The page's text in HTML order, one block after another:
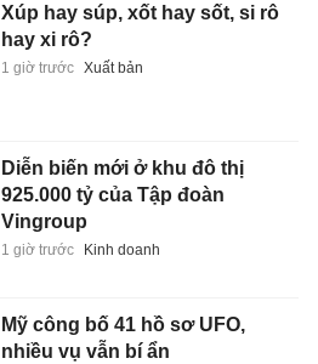
Xúp hay súp, xốt hay sốt, si rô
hay xi rô?
1 giờ trước Xuất bản
Diễn biến mới ở khu đô thị
925.000 tỷ của Tập đoàn
Vingroup
1 giờ trước Kinh doanh
Mỹ công bố 41 hồ sơ UFO,
nhiều vụ vẫn bí ẩn